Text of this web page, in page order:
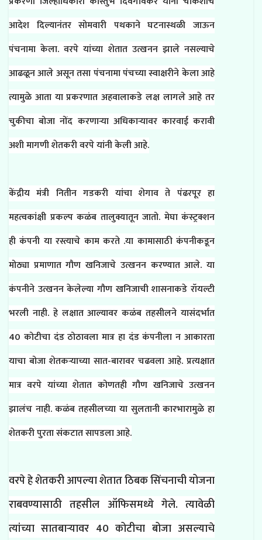
आदेश दिल्यानंतर सोमवारी पथकाने घटनास्थळी जाऊन
पंचनामा केला. वरपे यांच्या शेतात उत्खनन झाले नसल्याचे
आढळून आले असून तसा पंचनामा पंचच्या स्वाक्षरीने केला आहे
त्यामुळे आता या प्रकरणात अहवालाकडे लक्ष लागले आहे तर
चुकीचा बोजा नोंद करणाऱ्या अधिकाऱ्यावर कारवाई करावी
अशी मागणी शेतकरी वरपे यांनी केली आहे.
केंद्रीय मंत्री नितीन गडकरी यांचा शेगाव ते पंढरपूर हा
महत्वकांक्षी प्रकल्प कळंब तालुक्यातून जातो. मेघा कंस्ट्रक्शन
ही कंपनी या रस्त्याचे काम करते .या कामासाठी कंपनीकडून
मोठ्या प्रमाणात गौण खनिजाचे उत्खनन करण्यात आले. या
कंपनीने उत्खनन केलेल्या गौण खनिजाची शासनाकडे रॉयल्टी
भरली नाही. हे लक्षात आल्यावर कळंब तहसीलने यासंदर्भात
40 कोटीचा दंड ठोठावला मात्र हा दंड कंपनीला न आकारता
याचा बोजा शेतकऱ्याच्या सात-बारावर चढवला आहे. प्रत्यक्षात
मात्र वरपे यांच्या शेतात कोणतही गौण खनिजाचे उत्खनन
झालंच नाही. कळंब तहसीलच्या या सुलतानी कारभारामुळे हा
शेतकरी पुरता संकटात सापडला आहे.
वरपे हे शेतकरी आपल्या शेतात ठिबक सिंचनाची योजना
राबवण्यासाठी तहसील ऑफिसमध्ये गेले. त्यावेळी
त्यांच्या सातबाऱ्यावर 40 कोटीचा बोजा असल्याचे